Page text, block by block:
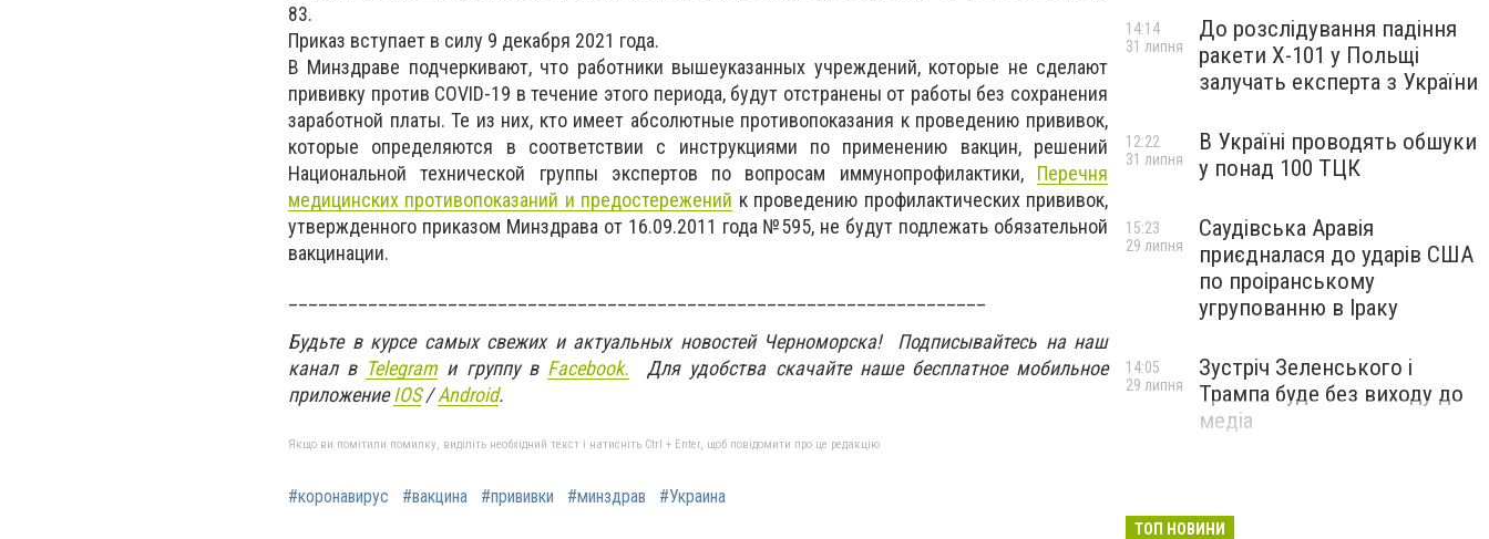
83.
Приказ вступает в силу 9 декабря 2021 года.
В Минздраве подчеркивают, что работники вышеуказанных учреждений, которые не сделают
прививку против COVID-19 в течение этого периода, будут отстранены от работы без сохранения
заработной платы. Те из них, кто имеет абсолютные противопоказания к проведению прививок,
которые определяются в соответствии с инструкциями по применению вакцин, решений
Национальной технической группы экспертов по вопросам иммунопрофилактики, Перечня
медицинских противопоказаний и предостережений к проведению профилактических прививок,
утвержденного приказом Минздрава от 16.09.2011 года №595, не будут подлежать обязательной
вакцинации.
Будьте в курсе самых свежих и актуальных новостей Черноморска! Подписывайтесь на наш
канал в Telegram и группу в Facebook. Для удобства скачайте наше бесплатное мобильное
приложениеIOS/Android.
Якщо ви помітили помилку, виділіть необхідний текст і натисніть Ctrl + Enter, щоб повідомити про це редакцію
#коронавирус #вакцина #прививки #минздрав #Украина
До розслідування падіння
ракети Х-101 у Польщі
залучать експерта з України
14:14
31 липня
В Україні проводять обшуки
у понад 100 ТЦК
12:22
31 липня
Саудівська Аравія
приєдналася до ударів США
по проіранському
угрупованню в Іраку
15:23
29 липня
Зустріч Зеленського і
Трампа буде без виходу до
медіа
14:05
29 липня
ТОП НОВИНИ